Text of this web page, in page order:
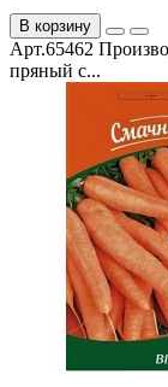
В корзину
Арт.65462
пряный с...